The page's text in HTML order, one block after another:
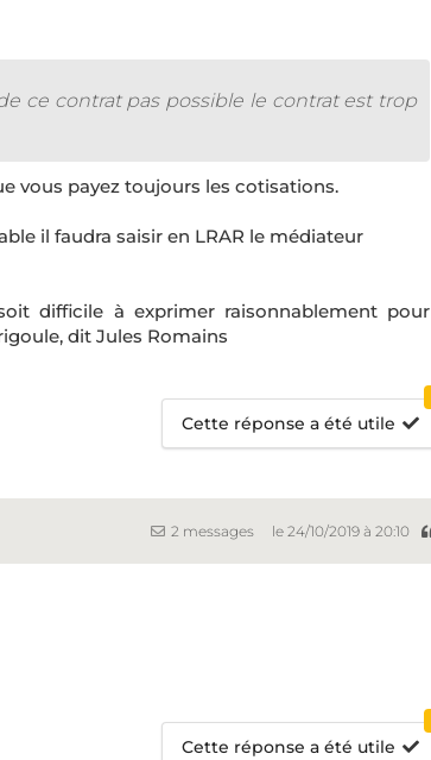
ce contrat pas possible le contrat est trop
vous payez toujours les cotisations.
il faudra saisir en LRAR le médiateur
difficile à exprimer raisonnablement pour
dit Jules Romains
Cette réponse a été utile
2 messages le 24/10/2019 à 20:10
Cette réponse a été utile